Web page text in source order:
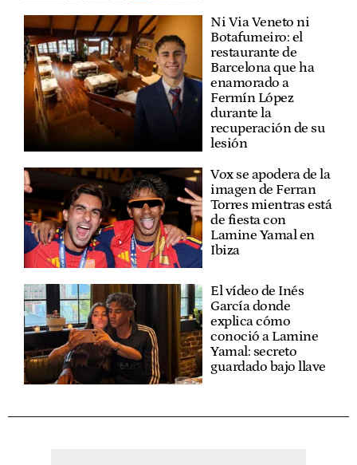
Ni Via Veneto ni
Botafumeiro: el
restaurante de
Barcelona que ha
enamorado a
Fermín López
durante la
recuperación de su
lesión
Vox se apodera de la
imagen de Ferran
Torres mientras está
de fiesta con
Lamine Yamal en
Ibiza
El vídeo de Inés
García donde
explica cómo
conoció a Lamine
Yamal: secreto
guardado bajo llave